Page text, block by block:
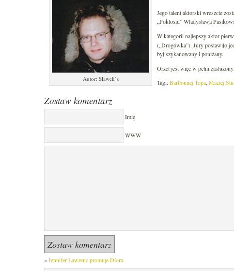
Autor: Slawek’s
Jego talent aktorski wreszcie
„Pokłosiu” Władysława
W kategorii najlepszy aktor
(„Drogówka”). Jury postawiło
był szykanowany i poniżany.
Orzeł jest więc w pełni
Tagi:Bartłomiej Topa, Maciej
Zostaw komentarz
Imię
WWW
«Jennifer Lawrenc promuje Diora